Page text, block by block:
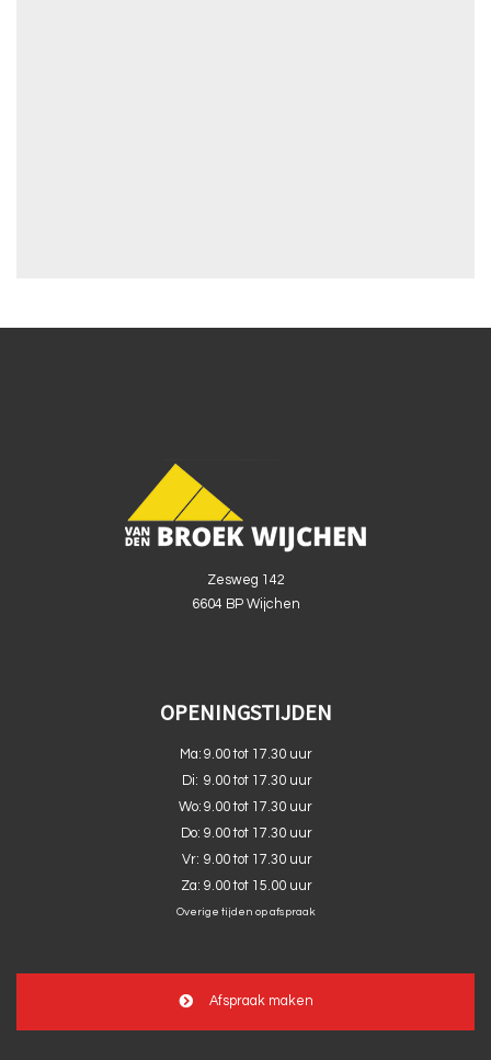
Zesweg 142
6604 BP Wijchen
OPENINGSTIJDEN
Ma: 9.00 tot 17.30 uur
Di: 9.00 tot 17.30 uur
Wo: 9.00 tot 17.30 uur
Do: 9.00 tot 17.30 uur
Vr: 9.00 tot 17.30 uur
Za: 9.00 tot 15.00 uur
Overige tijden op afspraak
Afspraak maken